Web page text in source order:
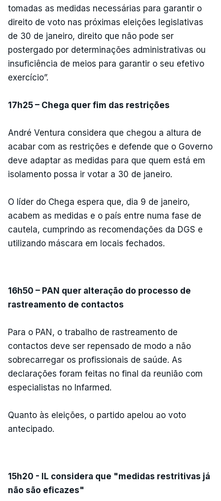
tomadas as medidas necessárias para garantir o
direito de voto nas próximas eleições legislativas
de 30 de janeiro, direito que não pode ser
postergado por determinações administrativas ou
insuficiência de meios para garantir o seu efetivo
exercício”.
17h25 – Chega quer fim das restrições
André Ventura considera que chegou a altura de
acabar com as restrições e defende que o Governo
deve adaptar as medidas para que quem está em
isolamento possa ir votar a 30 de janeiro.
O líder do Chega espera que, dia 9 de janeiro,
acabem as medidas e o país entre numa fase de
cautela, cumprindo as recomendações da DGS e
utilizando máscara em locais fechados.
ESTE CONTEÚDO ESTÁ NESTE
MOMENTO INDISPONÍVEL
16h50 – PAN quer alteração do processo de
rastreamento de contactos
Para o PAN, o trabalho de rastreamento de
contactos deve ser repensado de modo a não
sobrecarregar os profissionais de saúde. As
declarações foram feitas no final da reunião com
especialistas no Infarmed.
Quanto às eleições, o partido apelou ao voto
antecipado.
ERRO
ESTE CONTEÚDO ESTÁ NESTE
MOMENTO INDISPONÍVEL
15h20 - IL considera que "medidas restritivas já
não são eficazes"